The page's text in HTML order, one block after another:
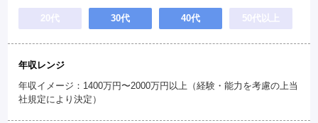
20代 30代 40代 50代以上
年収レンジ
年収イメージ：1400万円〜2000万円以上（経験・能力を考慮の上当
社規定により決定）